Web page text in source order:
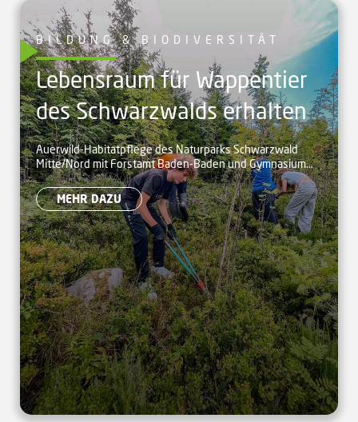
BILDUNG & BIODIVERSITÄT
Lebensraum für Wappentier
des Schwarzwalds erhalten
Auerwild-Habitatpflege des Naturparks Schwarzwald
Mitte/Nord mit Forstamt Baden-Baden und Gymnasium
Hohenbaden
MEHR DAZU